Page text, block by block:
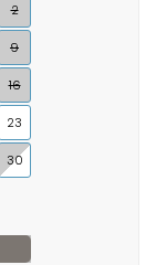
2
9
16
23
30